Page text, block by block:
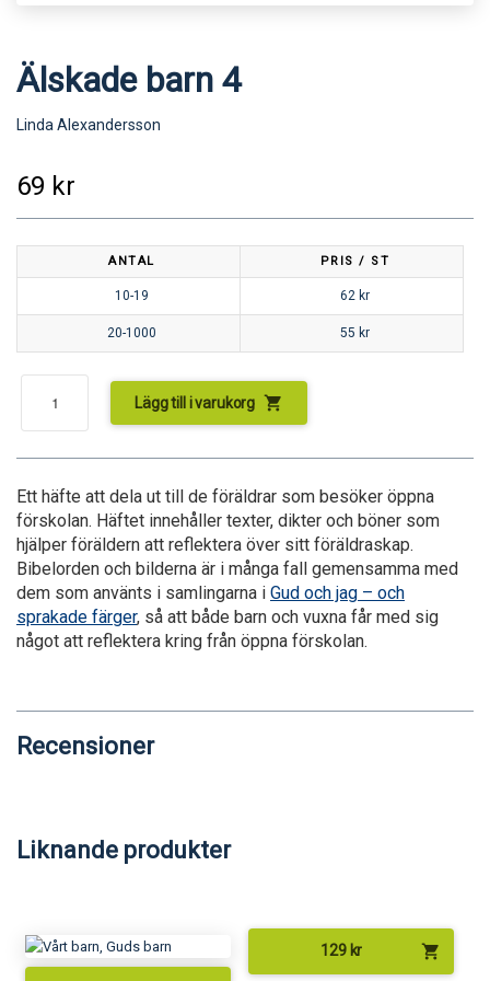
Älskade barn 4
Linda Alexandersson
69 kr
ANTAL PRIS / ST
10-19 62 kr
20-1000 55 kr
Lägg till i varukorg shopping_cart
Ett häfte att dela ut till de föräldrar som besöker öppna
förskolan. Häftet innehåller texter, dikter och böner som
hjälper föräldern att reflektera över sitt föräldraskap.
Bibelorden och bilderna är i många fall gemensamma med
dem som använts i samlingarna i Gud och jag – och
sprakade färger, så att både barn och vuxna får med sig
något att reflektera kring från öppna förskolan.
Recensioner
Liknande produkter
129 kr shopping_cart